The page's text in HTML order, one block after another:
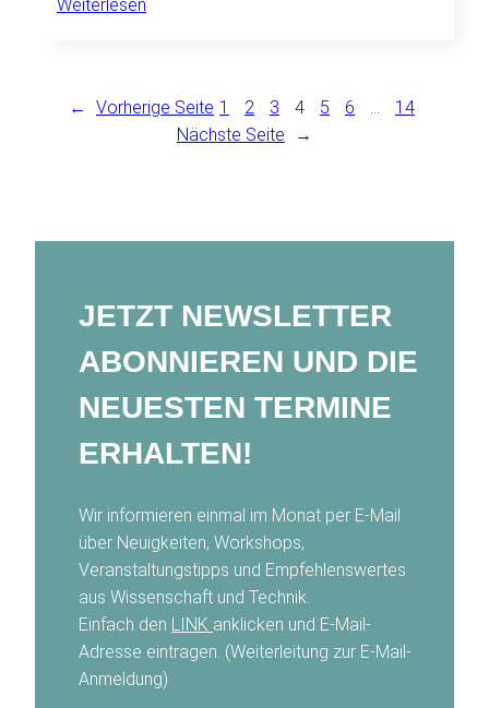
Weiterlesen
Ein
Tinkerer
← Vorherige Seite 1 2 3 4 5 6 …
14
Nächste Seite
→
JETZT NEWSLETTER
ABONNIEREN UND DIE
NEUESTEN TERMINE
ERHALTEN!
Wir informieren einmal im Monat per E-Mail
über Neuigkeiten, Workshops,
Veranstaltungstipps und Empfehlenswertes
aus Wissenschaft und Technik.
Einfach den LINK anklicken und E-Mail-
Adresse eintragen. (Weiterleitung zur E-Mail-
Anmeldung)